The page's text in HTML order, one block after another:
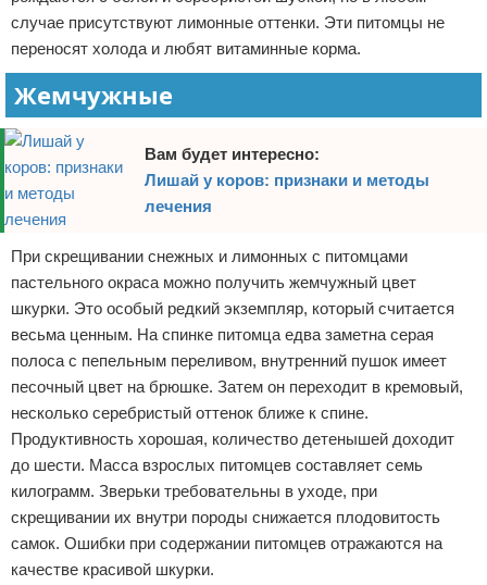
случае присутствуют лимонные оттенки. Эти питомцы не
переносят холода и любят витаминные корма.
Жемчужные
Вам будет интересно:
Лишай у коров: признаки и методы
лечения
При скрещивании снежных и лимонных с питомцами
пастельного окраса можно получить жемчужный цвет
шкурки. Это особый редкий экземпляр, который считается
весьма ценным. На спинке питомца едва заметна серая
полоса с пепельным переливом, внутренний пушок имеет
песочный цвет на брюшке. Затем он переходит в кремовый,
несколько серебристый оттенок ближе к спине.
Продуктивность хорошая, количество детенышей доходит
до шести. Масса взрослых питомцев составляет семь
килограмм. Зверьки требовательны в уходе, при
скрещивании их внутри породы снижается плодовитость
самок. Ошибки при содержании питомцев отражаются на
качестве красивой шкурки.